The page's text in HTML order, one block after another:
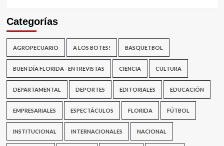
Categorías
AGROPECUARIO A LOS BOTES! BASQUETBOL
BUEN DÍA FLORIDA - ENTREVISTAS CIENCIA CULTURA
DEPARTAMENTAL DEPORTES EDITORIALES EDUCACIÓN
EMPRESARIALES ESPECTÁCULOS FLORIDA FÚTBOL
INSTITUCIONAL INTERNACIONALES NACIONAL